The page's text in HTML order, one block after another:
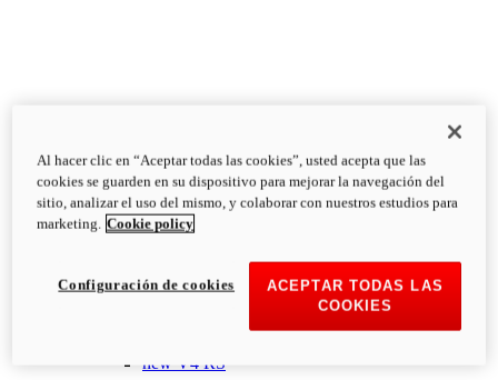
Diavel
V4
Diavel V4
126 NmTorque
223 kg
PESO HÚMEDO SIN
new V4 RS
Al hacer clic en “Aceptar todas las cookies”, usted acepta que las
cookies se guarden en su dispositivo para mejorar la navegación del
sitio, analizar el uso del mismo, y colaborar con nuestros estudios para
marketing. Cookie policy
ACEPTAR TODAS LAS
COOKIES
Configuración de cookies